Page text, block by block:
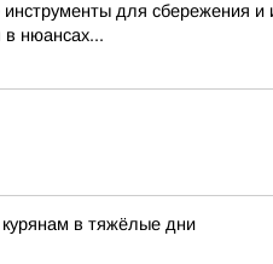
для сбережения и
в нюансах...
курянам в тяжёлые дни